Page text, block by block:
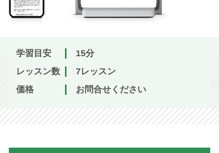
学習目安
15分
レッスン数
7レッスン
価格
お問合せください